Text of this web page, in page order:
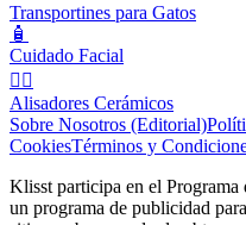
Transportines para Gatos
🧴
Cuidado Facial
💇‍♀️
Alisadores Cerámicos
Sobre Nosotros (Editorial)
CookiesTérminos y
Klisst participa en el
un programa de publicidad